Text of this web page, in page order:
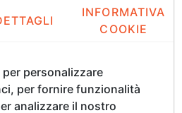
di “Tecnico Qualificato
Beni Culturali per le imprese e
Regione Toscana.
Florence Biennale e dal
segreteria organizzativa.
INFORMATIVA
COOKIE
personalizzare
per fornire funzionalità
analizzare il nostro